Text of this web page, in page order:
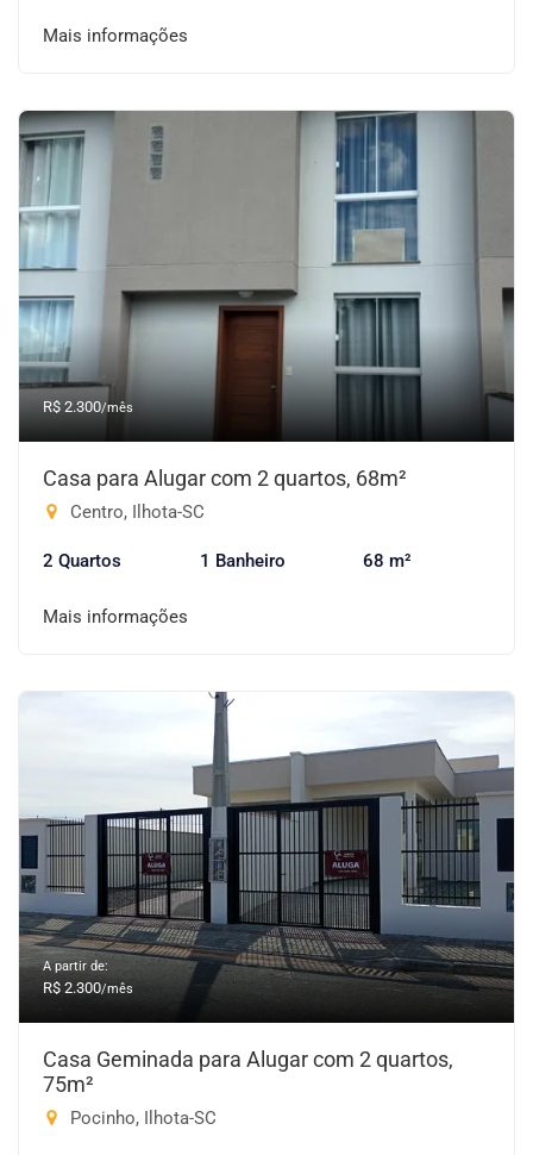
Mais informações
R$ 2.300/mês
Casa para Alugar com 2 quartos, 68m²
Centro, Ilhota-SC
2 Quartos 1 Banheiro 68 m²
Mais informações
A partir de:
R$ 2.300/mês
Casa Geminada para Alugar com 2 quartos,
75m²
Pocinho, Ilhota-SC